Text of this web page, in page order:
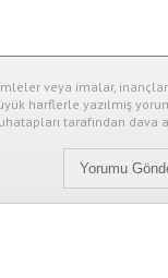
veya imalar,
harflerle yazılmış
tarafından dava